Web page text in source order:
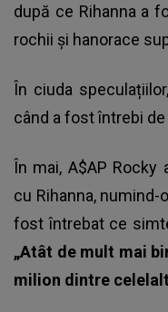
după ce Rihanna a
rochii și hanorace
În ciuda
când a fost întrebi de
În mai, A$AP Rocky
cu Rihanna, numind-
fost întrebat ce
„Atât de mult mai
milion dintre